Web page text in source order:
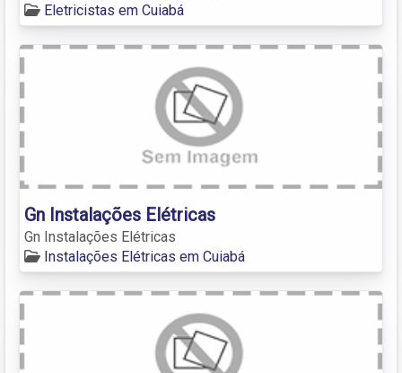
Eletricistas em Cuiabá
Gn Instalações Elétricas
Gn Instalações Elétricas
Instalações Elétricas em Cuiabá